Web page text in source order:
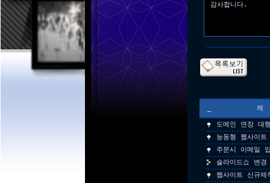
감사합니다.
도메인 연장 대
능동형 웹사이트
주문시 이메일
슬라이드쇼 변
웹사이트 신규제